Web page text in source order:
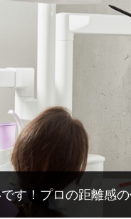
す！プロの距離感